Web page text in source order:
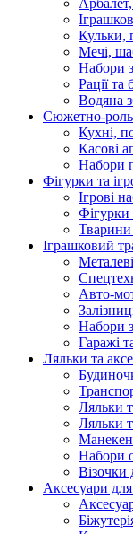
Кульки,
Мечі,
Набори
Рації та
Водяна
Сюжетно-
Кухні,
Касові
Набори
Фігурки та
Ігрові
Фігурки
Тварини
Іграшковий
Авто-
Набори
Гаражі
Ляльки та
Ляльки
Ляльки
Набори
Візочки
Аксесуари для